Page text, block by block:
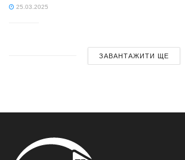
25.03.2025
ЗАВАНТАЖИТИ ЩЕ